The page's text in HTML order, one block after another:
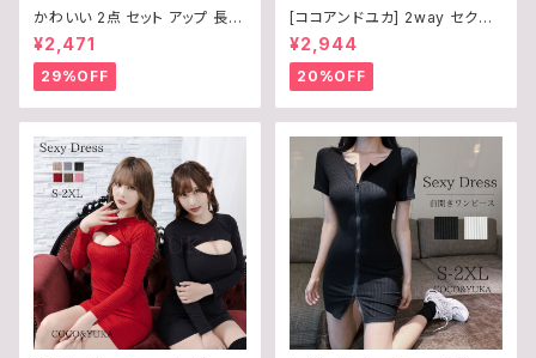
かわいい 2点 セット アップ 長袖
カーディガン タイト ミニ ワンピ
ース フレア スカート キャミソー
ル ワンピ セクシー ルームウェア
/ COCO&YUKA / 黒 / 白 / 灰 /
ブラック / ホワイト / グレー / M
/ B09WZZPH8W
¥2,471
29%OFF
[ココアンドユカ] 2way セクシ
ー ロング ワンピース 2点 上下
セット オフショルダー 長袖 トッ
プス ロング スカート ボディコン
サロペット ロング丈 リブ ニット
きれいめ 上品 デート 普段着 春
秋 レディース B0F245H7NZ
¥2,944
20%OFF